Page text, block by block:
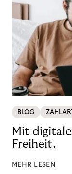
BLOG
Mit
Freiheit.
MEHR LESEN